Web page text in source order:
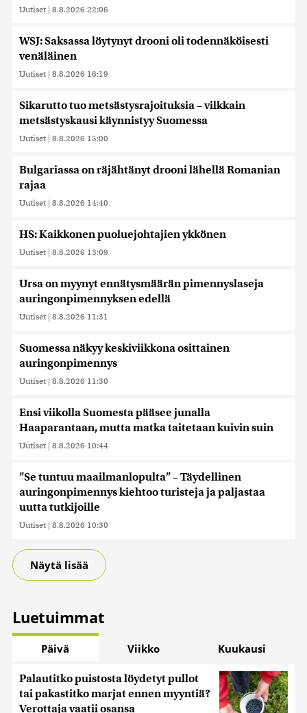
Uutiset | 8.8.2026 22:06
WSJ: Saksassa löytynyt drooni oli todennäköisesti
venäläinen
Uutiset | 8.8.2026 16:19
Sikarutto tuo metsästysrajoituksia – vilkkain
metsästyskausi käynnistyy Suomessa
Uutiset | 8.8.2026 15:00
Bulgariassa on räjähtänyt drooni lähellä Romanian
rajaa
Uutiset | 8.8.2026 14:40
HS: Kaikkonen puoluejohtajien ykkönen
Uutiset | 8.8.2026 13:09
Ursa on myynyt ennätysmäärän pimennyslaseja
auringonpimennyksen edellä
Uutiset | 8.8.2026 11:31
Suomessa näkyy keskiviikkona osittainen
auringonpimennys
Uutiset | 8.8.2026 11:30
Ensi viikolla Suomesta pääsee junalla
Haaparantaan, mutta matka taitetaan kuivin suin
Uutiset | 8.8.2026 10:44
”Se tuntuu maailmanlopulta” – Täydellinen
auringonpimennys kiehtoo turisteja ja paljastaa
uutta tutkijoille
Uutiset | 8.8.2026 10:30
Näytä lisää
Luetuimmat
Päivä Viikko Kuukausi
Palautitko puistosta löydetyt pullot
tai pakastitko marjat ennen myyntiä?
Verottaja vaatii osansa